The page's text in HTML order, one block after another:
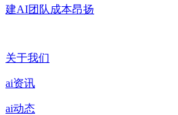
建AI团队成本昂扬
关于我们
ai资讯
ai动态